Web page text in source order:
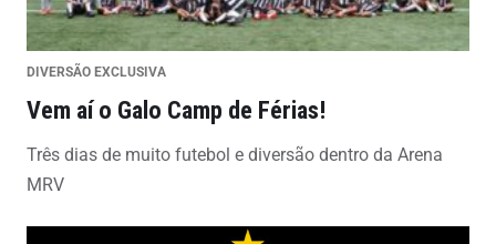
DIVERSÃO EXCLUSIVA
Vem aí o Galo Camp de Férias!
Três dias de muito futebol e diversão dentro da Arena
MRV